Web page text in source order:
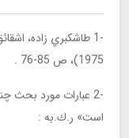
-1 طاشكبري زاده،
1975)، ص 85-76 .
-2 عبارات مورد بحث
است» ر.ك.به :